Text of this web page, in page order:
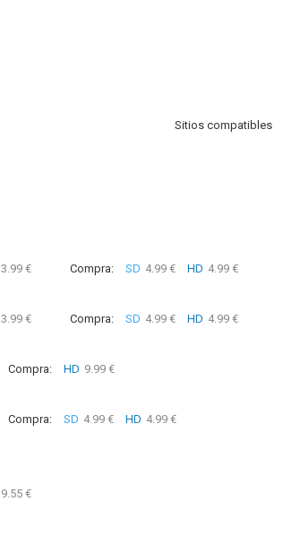
Sitios compatibles
3.99 € Compra: SD 4.99 € HD 4.99 €
3.99 € Compra: SD 4.99 € HD 4.99 €
Compra: HD 9.99 €
Compra: SD 4.99 € HD 4.99 €
9.55 €